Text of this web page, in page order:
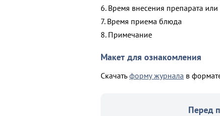
6. Время внесения препарата
7. Время приема блюда
8. Примечание
Макет для ознакомления
Скачать форму журнала в
Перед